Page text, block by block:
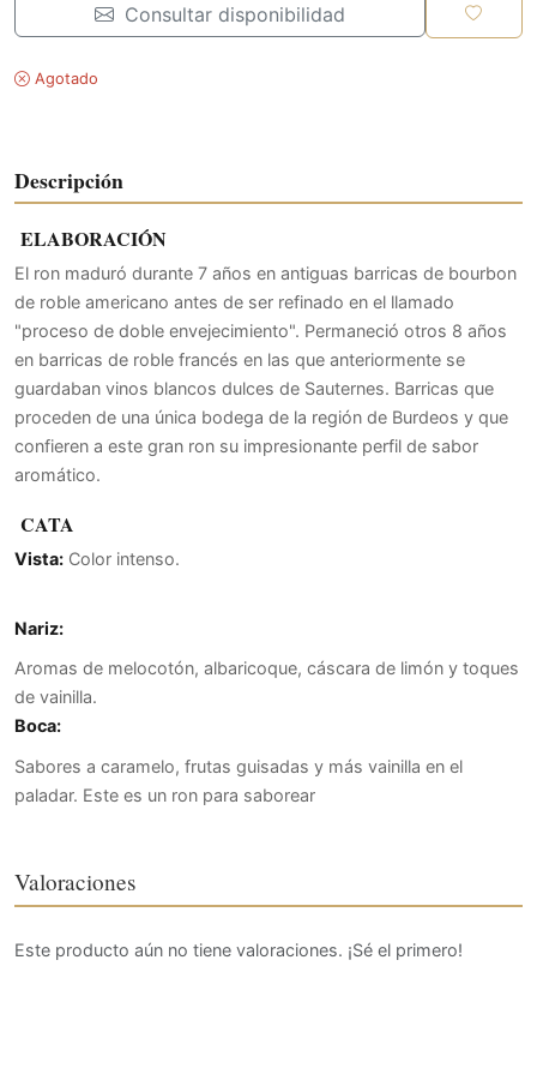
Consultar disponibilidad
Agotado
Descripción
ELABORACIÓN
El ron maduró durante 7 años en antiguas barricas de bourbon
de roble americano antes de ser refinado en el llamado
"proceso de doble envejecimiento". Permaneció otros 8 años
en barricas de roble francés en las que anteriormente se
guardaban vinos blancos dulces de Sauternes. Barricas que
proceden de una única bodega de la región de Burdeos y que
confieren a este gran ron su impresionante perfil de sabor
aromático.
CATA
Vista: Color intenso.
Nariz:
Aromas de melocotón, albaricoque, cáscara de limón y toques
de vainilla.
Boca:
Sabores a caramelo, frutas guisadas y más vainilla en el
paladar. Este es un ron para saborear
Valoraciones
Este producto aún no tiene valoraciones. ¡Sé el primero!